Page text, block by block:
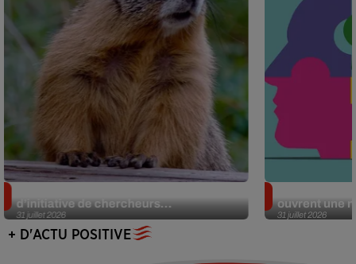
31 juillet 2026
d’initiative de chercheurs...
31 juillet 2026
ouvrent une
+ D'ACTU POSITIVE